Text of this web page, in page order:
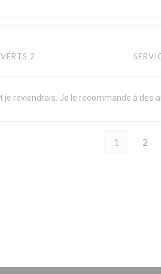
2
je reviendrais. Je le recommande à des
1 2